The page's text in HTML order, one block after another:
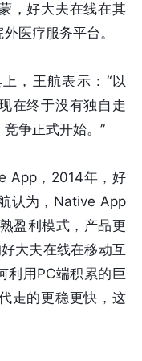
，好大夫在线在其
医疗服务平台。
，王航表示：“以
在终于没有独自走
争正式开始。”
App，2014年，好
认为，Native App
盈利模式，产品更
大夫在线在移动互
利用PC端积累的巨
走的更稳更快，这